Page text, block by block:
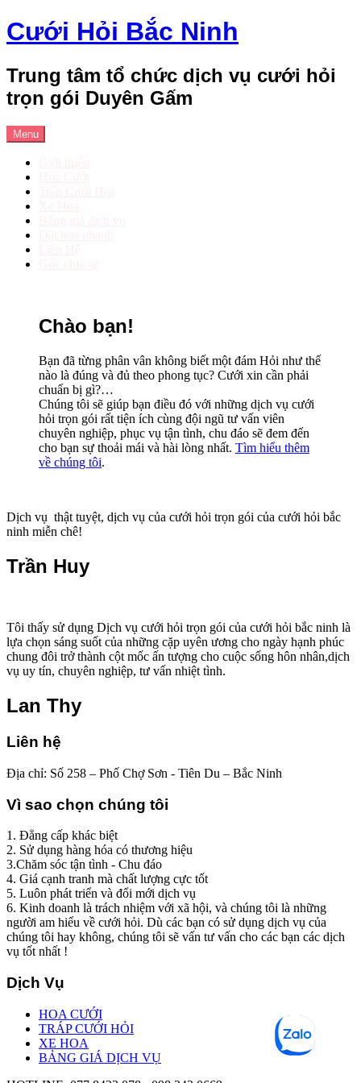
Skip
to
Cưới Hỏi Bắc Ninh
Trung tâm tổ chức dịch vụ cưới hỏi
trọn gói Duyên Gấm
Menu
Chào bạn!
Bạn đã từng phân vân không biết một đám Hỏi như thế
nào là đúng và đủ theo phong tục? Cưới xin cần phải
chuẩn bị gì?…
Chúng tôi sẽ giúp bạn điều đó với những dịch vụ cưới
hỏi trọn gói rất tiện ích cùng đội ngũ tư vấn viên
chuyên nghiệp, phục vụ tận tình, chu đáo sẽ đem đến
cho bạn sự thoải mái và hài lòng nhất. Tìm hiểu thêm
về chúng tôi.
Dịch vụ thật tuyệt, dịch vụ của cưới hỏi trọn gói của cưới hỏi bắc
ninh miễn chê!
Trần Huy
Tôi thấy sử dụng Dịch vụ cưới hỏi trọn gói của cưới hỏi bắc ninh là
lựa chọn sáng suốt của những cặp uyên ương cho ngày hạnh phúc
chung đôi trở thành cột mốc ấn tượng cho cuộc sống hôn nhân,dịch
vụ uy tín, chuyên nghiệp, tư vấn nhiệt tình.
Lan Thy
Liên hệ
Địa chỉ: Số 258 – Phố Chợ Sơn - Tiên Du – Bắc Ninh
Vì sao chọn chúng tôi
1. Đẳng cấp khác biệt
2. Sử dụng hàng hóa có thương hiệu
3.Chăm sóc tận tình - Chu đáo
4. Giá cạnh tranh mà chất lượng cực tốt
5. Luôn phát triển và đổi mới dịch vụ
6. Kinh doanh là trách nhiệm với xã hội, và chúng tôi là những
người am hiểu về cưới hỏi. Dù các bạn có sử dụng dịch vụ của
chúng tôi hay không, chúng tôi sẽ vấn tư vấn cho các bạn các dịch
vụ tốt nhất !
Dịch Vụ
HOA CƯỚI
TRÁP CƯỚI HỎI
XE HOA
BẢNG GIÁ DỊCH VỤ